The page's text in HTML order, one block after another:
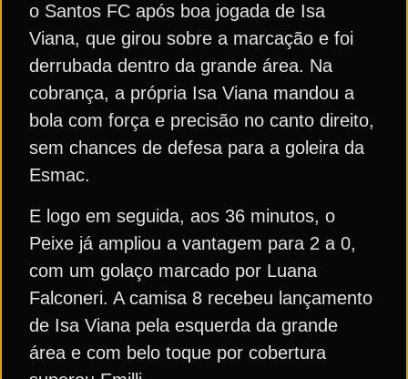
o Santos FC após boa jogada de Isa
Viana, que girou sobre a marcação e foi
derrubada dentro da grande área. Na
cobrança, a própria Isa Viana mandou a
bola com força e precisão no canto direito,
sem chances de defesa para a goleira da
Esmac.
E logo em seguida, aos 36 minutos, o
Peixe já ampliou a vantagem para 2 a 0,
com um golaço marcado por Luana
Falconeri. A camisa 8 recebeu lançamento
de Isa Viana pela esquerda da grande
área e com belo toque por cobertura